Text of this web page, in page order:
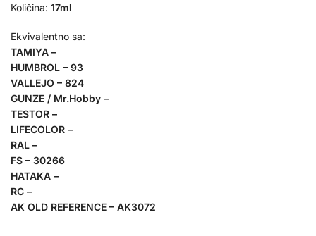
Količina: 17ml
Ekvivalentno sa:
TAMIYA –
HUMBROL – 93
VALLEJO – 824
GUNZE / Mr.Hobby –
TESTOR –
LIFECOLOR –
RAL –
FS – 30266
HATAKA –
RC –
AK OLD REFERENCE – AK3072